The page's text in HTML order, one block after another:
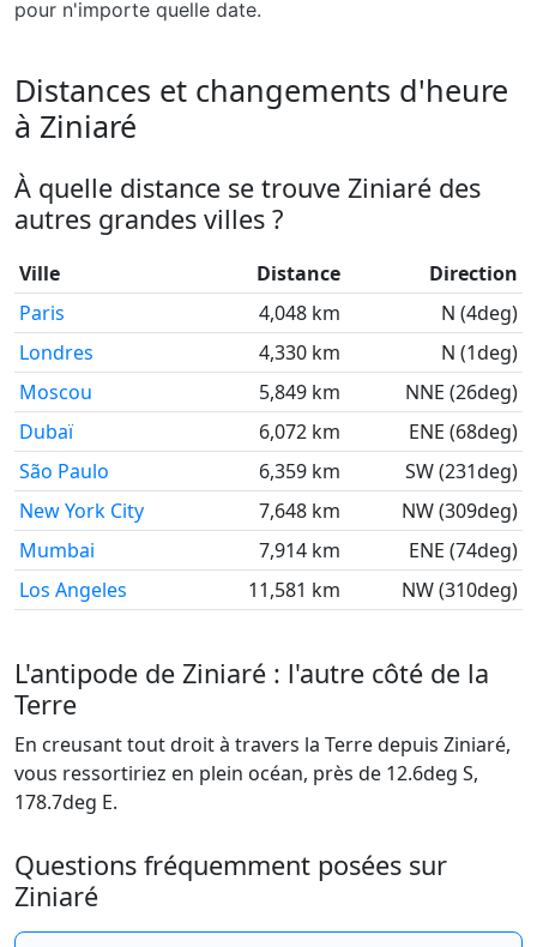
pour n'importe quelle date.
Distances et changements d'heure
à Ziniaré
À quelle distance se trouve Ziniaré des
autres grandes villes ?
Ville Distance
Direction
Paris
4,048 km
N (4deg)
Londres
4,330 km
N (1deg)
Moscou
5,849 km
NNE (26deg)
Dubaï
6,072 km
ENE (68deg)
São Paulo
6,359 km
SW (231deg)
New York City
7,648 km
NW (309deg)
Mumbai
7,914 km
ENE (74deg)
Los Angeles
11,581 km NW (310deg)
L'antipode de Ziniaré : l'autre côté de la
Terre
En creusant tout droit à travers la Terre depuis Ziniaré,
vous ressortiriez en plein océan, près de 12.6deg S,
178.7deg E.
Questions fréquemment posées sur
Ziniaré